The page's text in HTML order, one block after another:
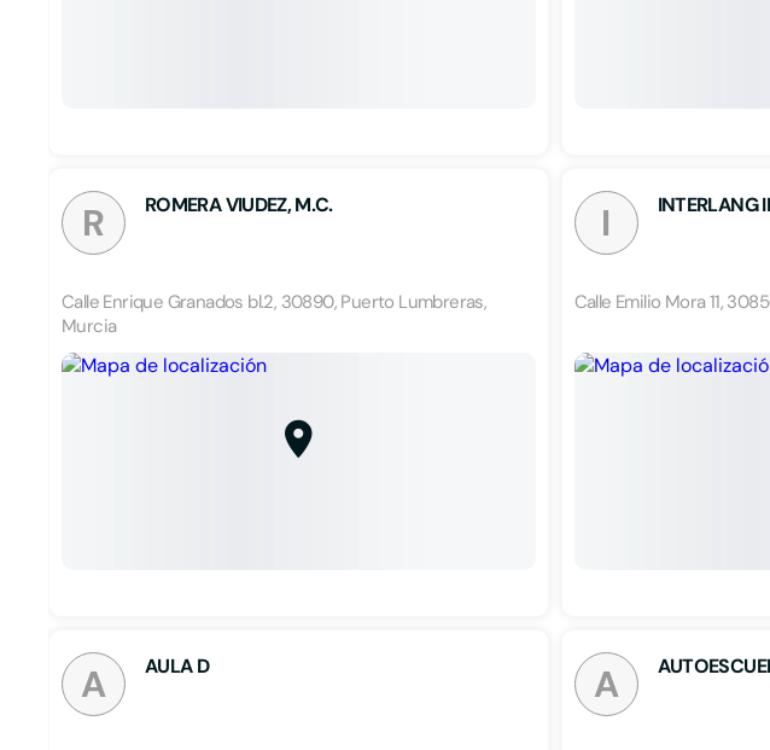
R ROMERA VIUDEZ, M.C.
Calle Enrique Granados bl.2, 30890, Puerto Lumbreras,
Murcia
I INTERLANG
Calle Emilio Mora 11,
A AULA D A